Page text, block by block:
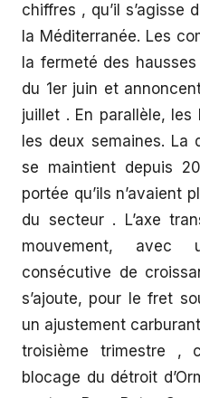
chiffres , qu’il s’agisse
la Méditerranée. Les
la fermeté des
du 1er juin et
juillet . En parallèle, les
les deux semaines. La
se maintient depuis
portée qu’ils n’avaient
du secteur . L’axe
mouvement, avec
consécutive de
s’ajoute, pour le fret
un ajustement
troisième trimestre ,
blocage du détroit